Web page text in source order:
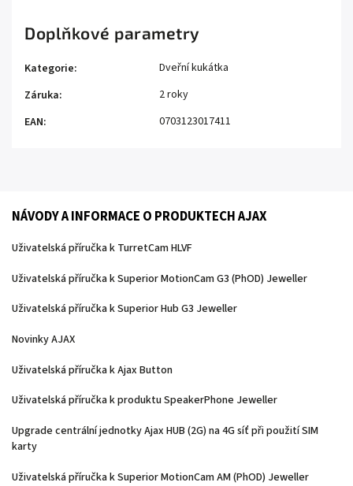
Doplňkové parametry
Kategorie:
Dveřní kukátka
Záruka:
2 roky
EAN: 0703123017411
NÁVODY A INFORMACE O PRODUKTECH AJAX
Uživatelská příručka k TurretCam HLVF
Uživatelská příručka k Superior MotionCam G3 (PhOD) Jeweller
Uživatelská příručka k Superior Hub G3 Jeweller
Novinky AJAX
Uživatelská příručka k Ajax Button
Uživatelská příručka k produktu SpeakerPhone Jeweller
Upgrade centrální jednotky Ajax HUB (2G) na 4G síť při použití SIM
karty
Uživatelská příručka k Superior MotionCam AM (PhOD) Jeweller